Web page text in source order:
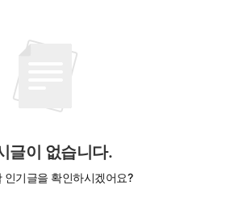
글이 없습니다.
인기글을 확인하시겠어요?